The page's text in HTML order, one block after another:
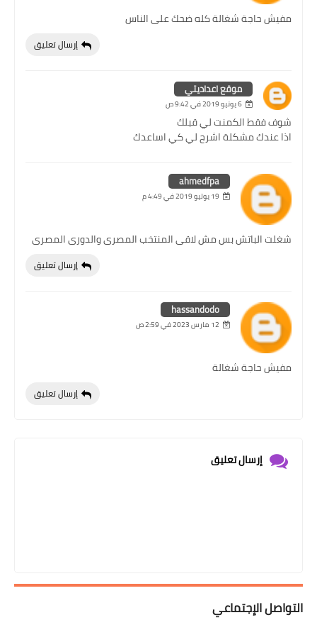
مفيش حاجة شغالة كله ضحك على الناس
إرسال تعليق
موقع اعداديتي
6 يونيو 2019 في 9:42 ص
شوف فقط الكمنت لي قبلك
اذا عندك مشكلة اشرح لي كي اساعدك
ahmedfpa
19 يوليو 2019 في 4:49 م
شغلت الباتش بس مش لاقى المنتخب المصرى والدورى المصرى
إرسال تعليق
hassandodo
12 مارس 2023 في 2:59 ص
مفيش حاجة شغالة
إرسال تعليق
إرسال تعليق
التواصل الإجتماعي